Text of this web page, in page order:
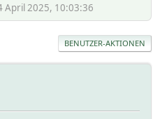
April 2025, 10:03:36
BENUTZER-AKTIONEN